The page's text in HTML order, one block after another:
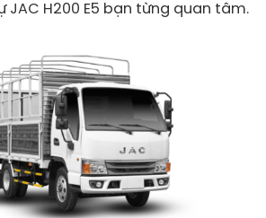
JAC H200 E5 bạn từng quan tâm.